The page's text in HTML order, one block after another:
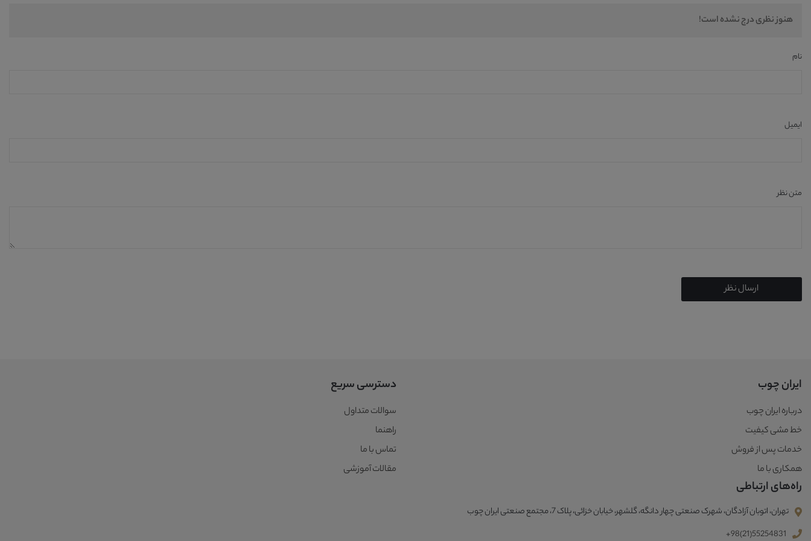
هنوز نظری درج نشده است!
نام
ایمیل
متن نظر
ارسال نظر
ایران چوب
درباره ایران چوب
خط مشی کیفیت
خدمات پس از فروش
همکاری با ما
دسترسی سریع
سوالات متداول
راهنما
تماس با ما
مقالات آموزشی
راه‌های ارتباطی
تهران، اتوبان آزادگان، شهرک صنعتی چهار دانگه، گلشهر، خیابان خزائی، پلاک 7، مجتمع صنعتی ایران چوب
+98(21)55254831